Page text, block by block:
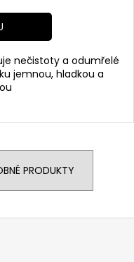
nečistoty a odumřelé
jemnou, hladkou a
PRODUKTY